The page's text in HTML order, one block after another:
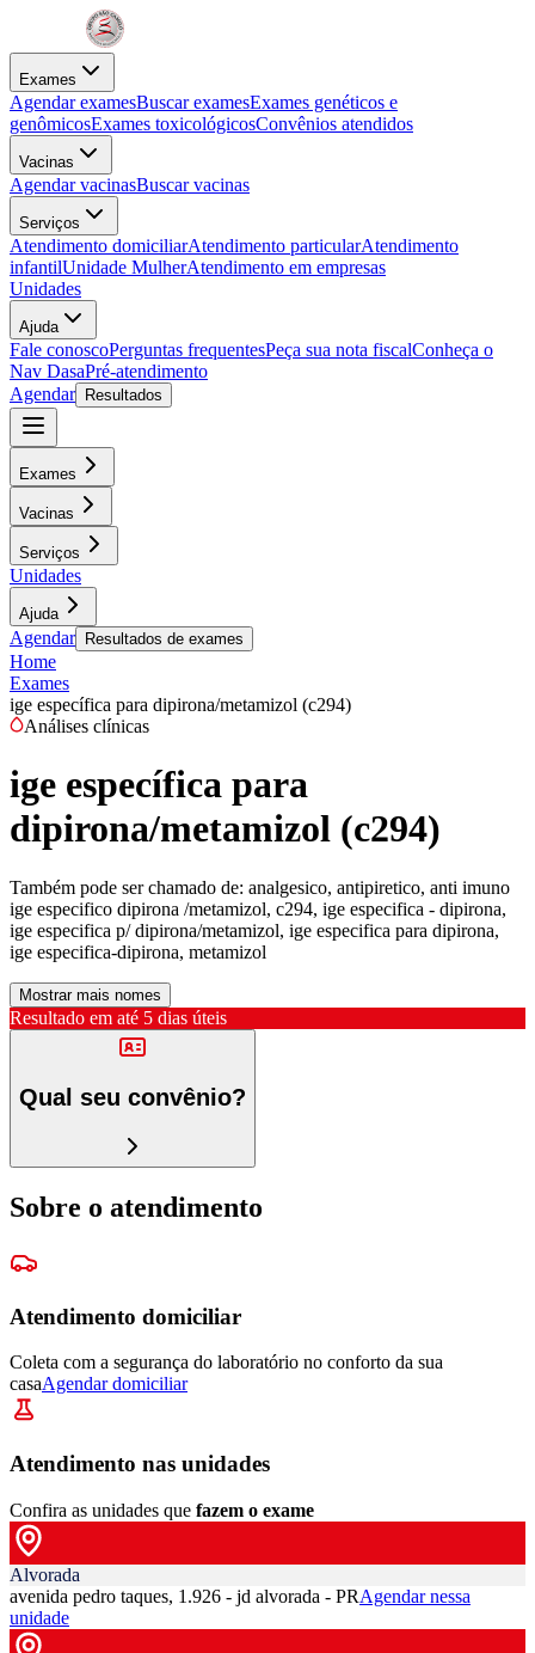
Exames
Agendar examesBuscar examesExames genéticos e
genômicosExames toxicológicosConvênios atendidos
Vacinas
Agendar vacinasBuscar vacinas
Serviços
Atendimento domiciliarAtendimento particularAtendimento
infantilUnidade MulherAtendimento em empresas
Unidades
Ajuda
Fale conoscoPerguntas frequentesPeça sua nota fiscalConheça o
Nav DasaPré-atendimento
Agendar
Resultados
Exames
Vacinas
Serviços
Unidades
Ajuda
Agendar Resultados de exames
Home
Exames
ige específica para dipirona/metamizol (c294)
Análises clínicas
ige específica para
dipirona/metamizol (c294)
Também pode ser chamado de: analgesico, antipiretico, anti imuno
ige especifico dipirona /metamizol, c294, ige especifica - dipirona,
ige especifica p/ dipirona/metamizol, ige especifica para dipirona,
ige especifica-dipirona, metamizol
Mostrar mais nomes
Resultado em até 5 dias úteis
Qual seu convênio?
Sobre o atendimento
Atendimento domiciliar
Coleta com a segurança do laboratório no conforto da sua
casaAgendar domiciliar
Atendimento nas unidades
Confira as unidades que fazem o exame
Alvorada
avenida pedro taques, 1.926 - jd alvorada - PRAgendar nessa
unidade